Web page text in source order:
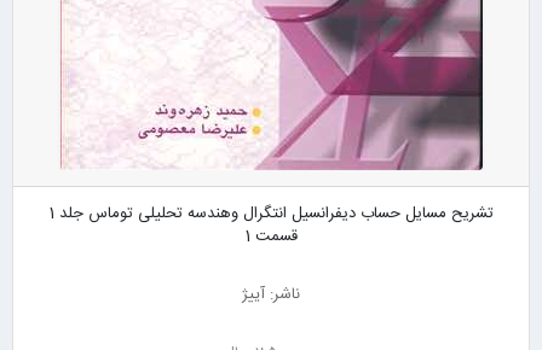
تشریح مسایل حساب دیفرانسیل انتگرال وهندسه تحلیلی توماس جلد 1
قسمت 1
ناشر: آییژ